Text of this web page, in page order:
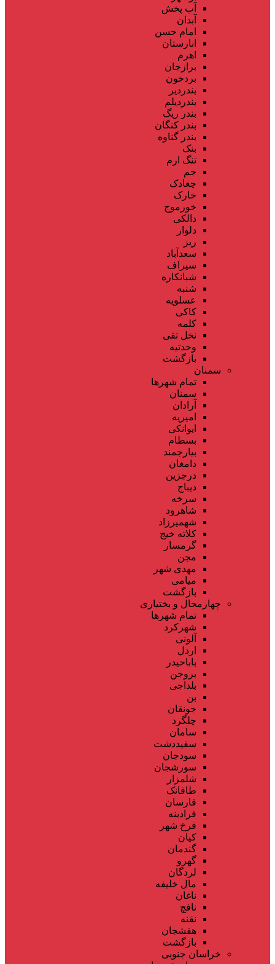
آب پخش
آبدان
امام حسن
انارستان
اهرم
برازجان
بردخون
بندردیر
بندردیلم
بندر ریگ
بندر کنگان
بندر گناوه
بنک
تنگ ارم
جم
چغادک
خارک
خورموج
دالکی
دلوار
ریز
سعدآباد
سیراف
شبانکاره
شنبه
عسلویه
کاکی
کلمه
نخل تقی
وحدتیه
بازگشت
سمنان
تمام شهر‌ها
سمنان
آرادان
امیریه
ایوانکی
بسطام
بیارجمند
دامغان
درجزین
دیباج
سرخه
شاهرود
شهمیرزاد
کلاته خیج
گرمسار
مجن
مهدی شهر
میامی
بازگشت
چهارمحال و بختیاری
تمام شهر‌ها
شهرکرد
آلونی
اردل
باباحیدر
بروجن
بلداجی
بن
جونقان
چلگرد
سامان
سفیددشت
سودجان
سورشجان
شلمزار
طاقانک
فارسان
فرادبنه
فرخ شهر
کیان
گندمان
گهرو
لردگان
مال خلیفه
ناغان
نافچ
نقنه
هفشجان
بازگشت
خراسان جنوبی